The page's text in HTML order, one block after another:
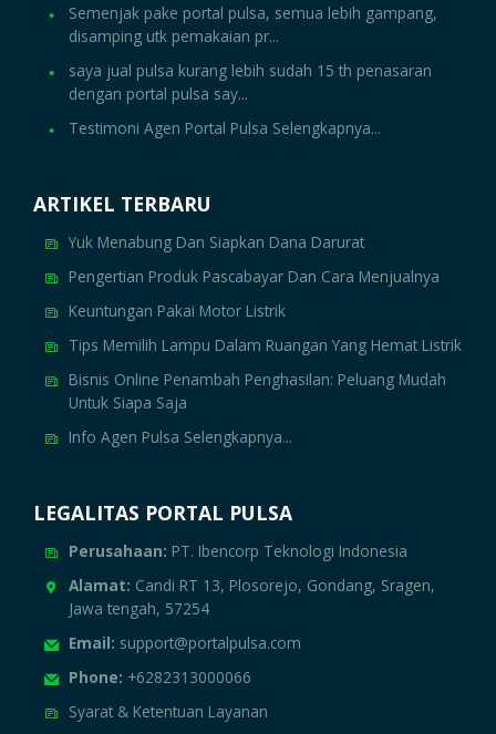
Semenjak pake portal pulsa, semua lebih gampang,
disamping utk pemakaian pr...
saya jual pulsa kurang lebih sudah 15 th penasaran
dengan portal pulsa say...
Testimoni Agen Portal Pulsa Selengkapnya...
ARTIKEL TERBARU
Yuk Menabung Dan Siapkan Dana Darurat
Pengertian Produk Pascabayar Dan Cara Menjualnya
Keuntungan Pakai Motor Listrik
Tips Memilih Lampu Dalam Ruangan Yang Hemat Listrik
Bisnis Online Penambah Penghasilan: Peluang Mudah
Untuk Siapa Saja
Info Agen Pulsa Selengkapnya...
LEGALITAS PORTAL PULSA
Perusahaan: PT. Ibencorp Teknologi Indonesia
Alamat: Candi RT 13, Plosorejo, Gondang, Sragen,
Jawa tengah, 57254
Email: support@portalpulsa.com
Phone: +6282313000066
Syarat & Ketentuan Layanan